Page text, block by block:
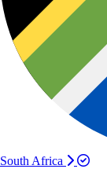
South Africa